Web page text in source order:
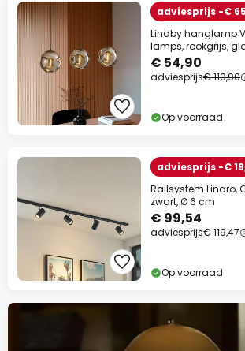
adviesprijs -€
Lindby hanglamp
lamps, rookgrijs,
€ 54,90
adviesprijs€ 119,90
Op voorraad
adviesprijs -€
Railsystem Linaro,
zwart, Ø 6 cm
€ 99,54
adviesprijs€ 119,47
Op voorraad